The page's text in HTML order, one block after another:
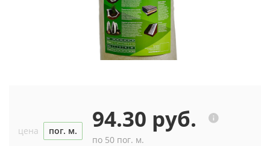
цена пог. м. 94.30 руб.
по 50 пог. м.